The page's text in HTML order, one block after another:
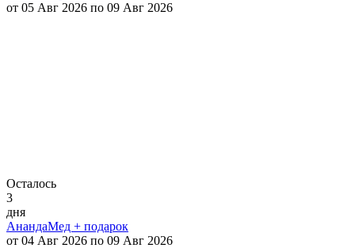
от 05 Авг 2026 по 09 Авг 2026
Осталось
3
дня
АнандаМед + подарок
от 04 Авг 2026 по 09 Авг 2026